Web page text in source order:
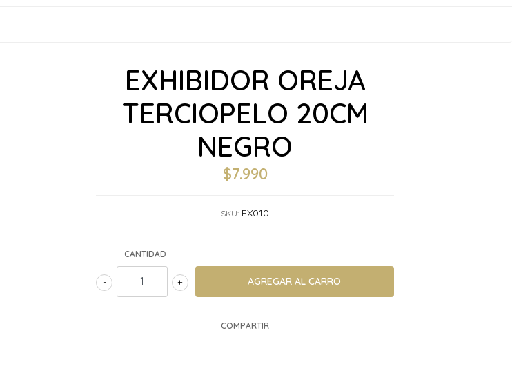
EXHIBIDOR OREJA
TERCIOPELO 20CM
NEGRO
$7.990
SKU: EX010
CANTIDAD
+
-
COMPARTIR